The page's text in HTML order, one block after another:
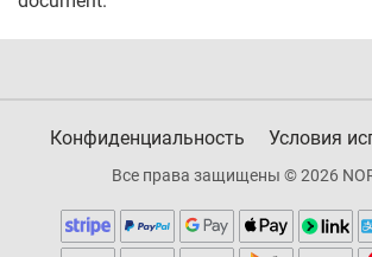
Конфиденциальность Условия
Все права защищены © 2026